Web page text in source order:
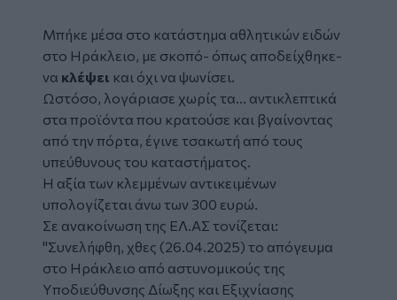
Μπήκε μέσα στο κατάστημα αθλητικών ειδών
στο Ηράκλειο, με σκοπό- όπως αποδείχθηκε-
να κλέψει και όχι να ψωνίσει.
Ωστόσο, λογάριασε χωρίς τα... αντικλεπτικά
στα προϊόντα που κρατούσε και βγαίνοντας
από την πόρτα, έγινε τσακωτή από τους
υπεύθυνους του καταστήματος.
Η αξία των κλεμμένων αντικειμένων
υπολογίζεται άνω των 300 ευρώ.
Σε ανακοίνωση της ΕΛ.ΑΣ τονίζεται:
"Συνελήφθη, χθες (26.04.2025) το απόγευμα
στο Ηράκλειο από αστυνομικούς της
Υποδιεύθυνσης Δίωξης και Εξιχνίασης